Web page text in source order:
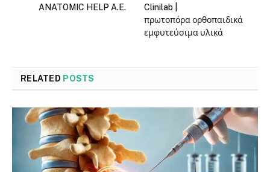
ANATOMIC HELP A.E.
Clinilab |
πρωτοπόρα ορθοπαιδικά
εμφυτεύσιμα υλικά
RELATED POSTS